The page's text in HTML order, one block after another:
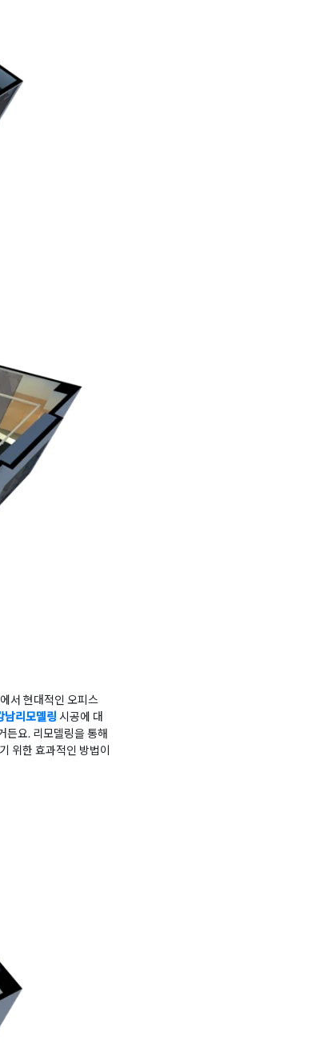
서 현대적인 오피스
남리모델링 시공에 대
든요. 리모델링을 통해
위한 효과적인 방법이